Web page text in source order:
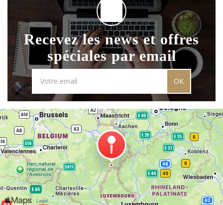
Recevez les news et offres
spéciales par email
OK